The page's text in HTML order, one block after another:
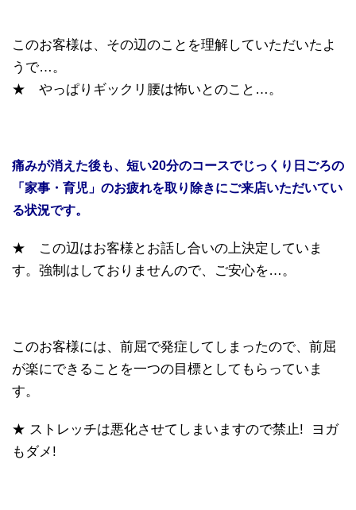
このお客様は、その辺のことを理解していただいたよ
うで…。
★ やっぱりギックリ腰は怖いとのこと…。
痛みが消えた後も、短い20分のコースでじっくり日ごろの
「家事・育児」のお疲れを取り除きにご来店いただいてい
る状況です。
★ この辺はお客様とお話し合いの上決定していま
す。強制はしておりませんので、ご安心を…。
このお客様には、前屈で発症してしまったので、前屈
が楽にできることを一つの目標としてもらっていま
す。
★ ストレッチは悪化させてしまいますので禁止! ヨガ
もダメ!